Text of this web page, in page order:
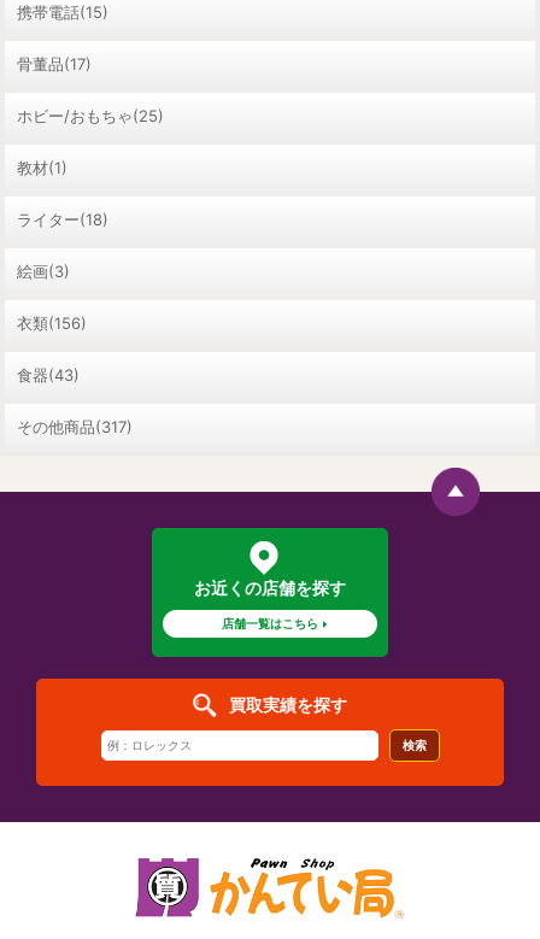
携帯電話(15)
骨董品(17)
ホビー/おもちゃ(25)
教材(1)
ライター(18)
絵画(3)
衣類(156)
食器(43)
その他商品(317)
お近くの店舗を探す
店舗一覧はこちら
買取実績を探す
検索